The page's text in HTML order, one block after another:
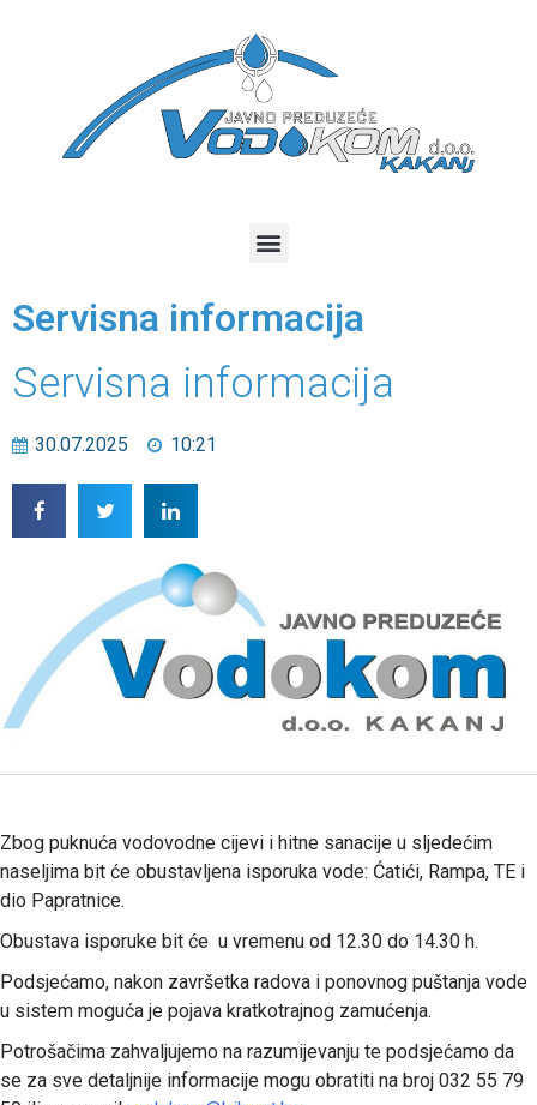
Servisna informacija
Servisna informacija
30.07.2025 10:21
Zbog puknuća vodovodne cijevi i hitne sanacije u sljedećim
naseljima bit će obustavljena isporuka vode: Ćatići, Rampa, TE i
dio Papratnice.
Obustava isporuke bit će u vremenu od 12.30 do 14.30 h.
Podsjećamo, nakon završetka radova i ponovnog puštanja vode
u sistem moguća je pojava kratkotrajnog zamućenja.
Potrošačima zahvaljujemo na razumijevanju te podsjećamo da
se za sve detaljnije informacije mogu obratiti na broj 032 55 79